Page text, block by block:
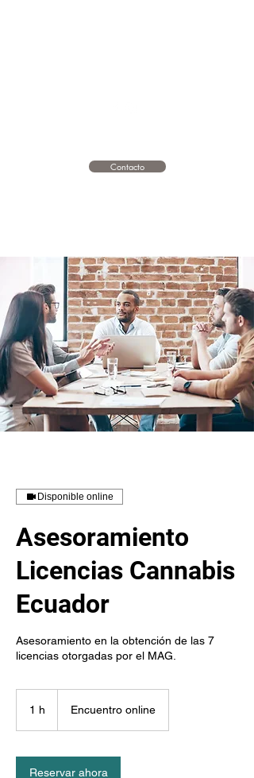
Contacto
Disponible online
Asesoramiento
Licencias Cannabis
Ecuador
Asesoramiento en la obtención de las 7
licencias otorgadas por el MAG.
1 h Encuentro online
Reservar ahora